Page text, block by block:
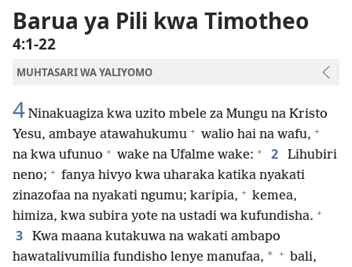
Biblia
Barua ya Pili kwa Timotheo
4:1-22
MUHTASARI WA YALIYOMO
4 Ninakuagiza kwa uzito mbele za Mungu na Kristo
Yesu, ambaye atawahukumu + walio hai na wafu, +
na kwa ufunuo + wake na Ufalme wake: + 2
Lihubiri
neno; + fanya hivyo kwa uharaka katika nyakati
zinazofaa na nyakati ngumu; karipia, + kemea,
himiza, kwa subira yote na ustadi wa kufundisha. +
3
Kwa maana kutakuwa na wakati ambapo
hawatalivumilia fundisho lenye manufaa, * + bali,